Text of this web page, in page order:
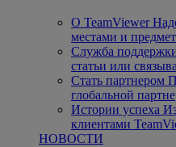
О TeamViewer
местами и
Служба
статьи или
Стать партнером
глобальной
Истории успеха
клиентами
НОВОСТИ